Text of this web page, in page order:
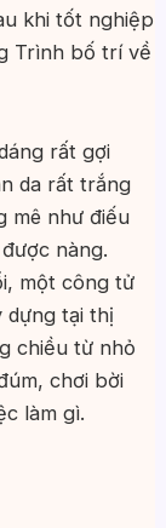
khi tốt nghiệp
Trình bố trí về
rất gợi
da rất trắng
mê như điếu
nàng.
một công tử
dựng tại thị
chiều từ nhỏ
chơi bời
làm gì.